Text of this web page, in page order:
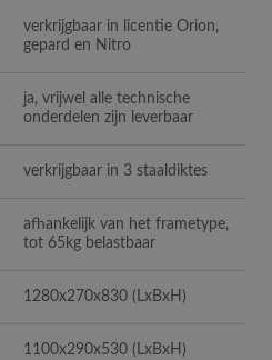
verkrijgbaar in licentie Orion,
gepard en Nitro
ja, vrijwel alle technische
onderdelen zijn leverbaar
verkrijgbaar in 3 staaldiktes
afhankelijk van het frametype,
tot 65kg belastbaar
1280x270x830 (LxBxH)
1100x290x530 (LxBxH)